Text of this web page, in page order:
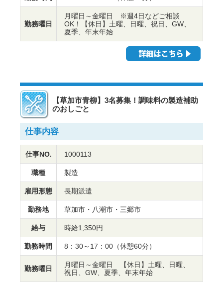
勤務曜日
月曜日～金曜日 ※週4日などご相談
OK！【休日】土曜、日曜、祝日、GW、
夏季、年末年始
【草加市青柳】3名募集！調味料の製造補助
のおしごと
仕事内容
仕事NO. 1000113
職種 製造
雇用形態 長期派遣
勤務地 草加市・八潮市・三郷市
給与 時給1,350円
勤務時間 8：30～17：00（休憩60分）
勤務曜日
月曜日～金曜日 【休日】土曜、日曜、
祝日、GW、夏季、年末年始